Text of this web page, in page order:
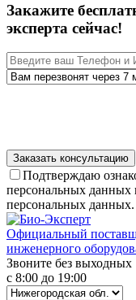
Закажите
эксперта сейчас!
Подтверждаю
персональных данных
персональных данных.
Официальный
инженерного
Звоните без выходных
с 8:00 до 19:00